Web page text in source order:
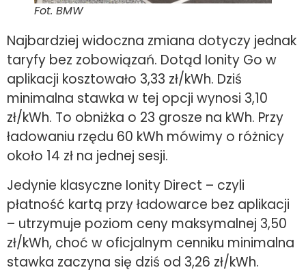
Fot. BMW
Najbardziej widoczna zmiana dotyczy jednak
taryfy bez zobowiązań. Dotąd Ionity Go w
aplikacji kosztowało 3,33 zł/kWh. Dziś
minimalna stawka w tej opcji wynosi 3,10
zł/kWh. To obniżka o 23 grosze na kWh. Przy
ładowaniu rzędu 60 kWh mówimy o różnicy
około 14 zł na jednej sesji.
Jedynie klasyczne Ionity Direct – czyli
płatność kartą przy ładowarce bez aplikacji
– utrzymuje poziom ceny maksymalnej 3,50
zł/kWh, choć w oficjalnym cenniku minimalna
stawka zaczyna się dziś od 3,26 zł/kWh.